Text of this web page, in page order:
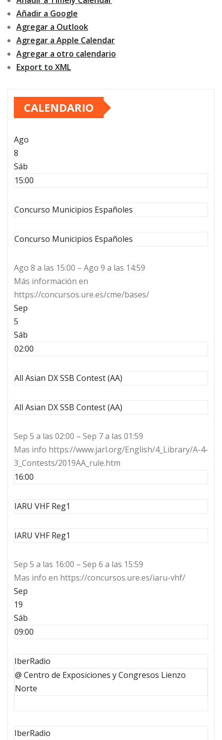
Añadir a Google
Agregar a Outlook
Agregar a Apple Calendar
Agregar a otro calendario
Export to XML
CALENDARIO
Ago
8
Sáb
15:00
Concurso Municipios Españoles
Concurso Municipios Españoles
Ago 8 a las 15:00 – Ago 9 a las 14:59
Más información en
https://concursos.ure.es/cme/bases/
Sep
5
Sáb
02:00
All Asian DX SSB Contest (AA)
All Asian DX SSB Contest (AA)
Sep 5 a las 02:00 – Sep 7 a las 01:59
Mas info https://www.jarl.org/English/4_Library/A-4-
3_Contests/2019AA_rule.htm
16:00
IARU VHF Reg1
IARU VHF Reg1
Sep 5 a las 16:00 – Sep 6 a las 15:59
Mas info en https://concursos.ure.es/iaru-vhf/
Sep
19
Sáb
09:00
IberRadio
@ Centro de Exposiciones y Congresos Lienzo
Norte
IberRadio